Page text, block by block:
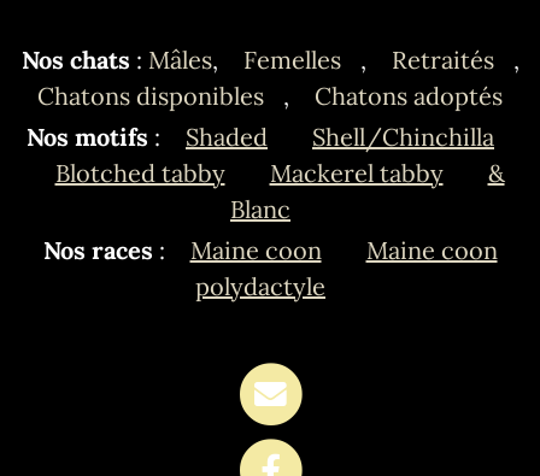
Nos chats : Mâles, Femelles , Retraités
,
Chatons disponibles
,
Chatons adoptés
Nos motifs : Shaded
Shell/Chinchilla
Blotched tabby
Mackerel tabby
&
Blanc
Nos races : Maine coon
Maine coon
polydactyle